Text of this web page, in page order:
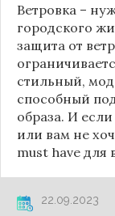
Ветровка –
городского
защита от
стильный,
способный
образа. И
или вам не
must have для
22.09.2023